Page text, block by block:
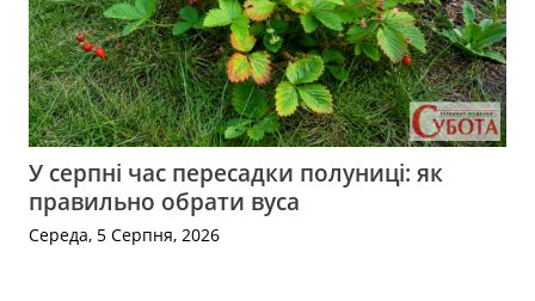
У серпні час пересадки полуниці: як
правильно обрати вуса
Середа, 5 Серпня, 2026